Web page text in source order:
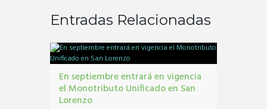
Entradas Relacionadas
En septiembre entrará en vigencia
el Monotributo Unificado en San
Lorenzo